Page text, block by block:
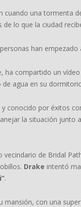
cuando una tormenta
de lo que la ciudad
han
ha compartido un
agua en su
conocido por éxitos
la situación junto
vecindario de Bridal
Drake intentó
.
mansión, con una